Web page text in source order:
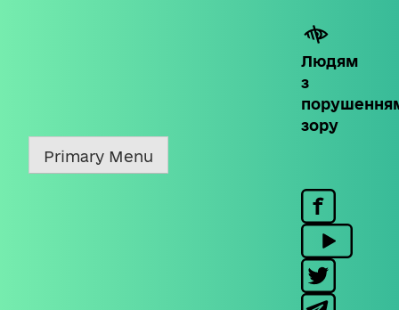
Людям
з
зору
Primary Menu